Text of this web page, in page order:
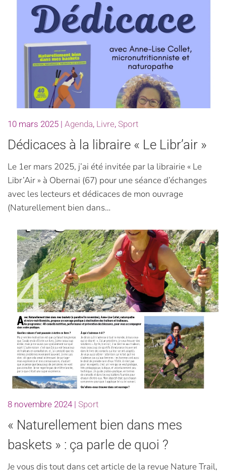
10 mars 2025 | Agenda, Livre, Sport
Dédicaces à la libraire « Le Libr’air »
Le 1er mars 2025, j’ai été invitée par la librairie « Le
Libr’Air » à Obernai (67) pour une séance d’échanges
avec les lecteurs et dédicaces de mon ouvrage
(Naturellement bien dans…
8 novembre 2024| Sport
« Naturellement bien dans mes
baskets » : ça parle de quoi ?
Je vous dis tout dans cet article de la revue Nature Trail,